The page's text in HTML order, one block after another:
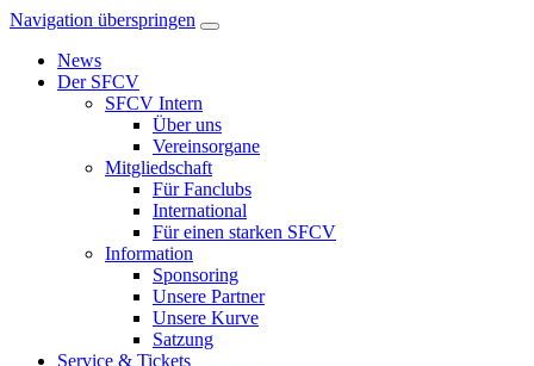
Navigation überspringen
News
Der SFCV
SFCV Intern
Über uns
Vereinsorgane
Mitgliedschaft
Für Fanclubs
International
Für einen starken SFCV
Information
Sponsoring
Unsere Partner
Unsere Kurve
Satzung
Service & Tickets